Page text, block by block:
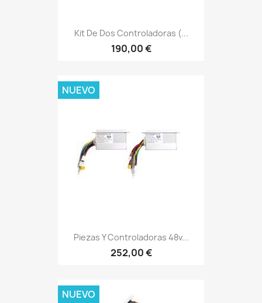
Kit De Dos Controladoras (...
190,00 €
Piezas Y Controladoras 48v...
252,00 €
NUEVO
NUEVO